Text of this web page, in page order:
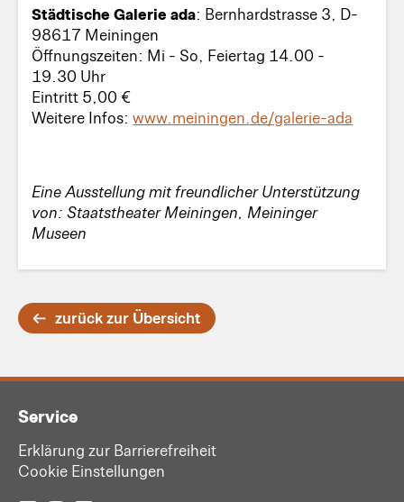
Städtische Galerie ada: Bernhardstrasse 3, D-
98617 Meiningen
Öffnungszeiten: Mi - So, Feiertag 14.00 -
19.30 Uhr
Eintritt 5,00 €
Weitere Infos:www.meiningen.de/galerie-ada
Eine Ausstellung mit freundlicher Unterstützung
von: Staatstheater Meiningen, Meininger
Museen
zurück zur Übersicht
Service
Erklärung zur Barrierefreiheit
Cookie Einstellungen